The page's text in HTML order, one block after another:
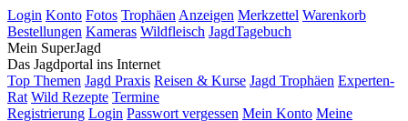
Login Konto Fotos Trophäen Anzeigen Merkzettel Warenkorb
Bestellungen Kameras Wildfleisch JagdTagebuch
Mein SuperJagd
Das Jagdportal ins Internet
Top Themen Jagd Praxis Reisen & Kurse Jagd Trophäen Experten-
Rat Wild Rezepte Termine
Registrierung Login Passwort vergessen Mein Konto Meine